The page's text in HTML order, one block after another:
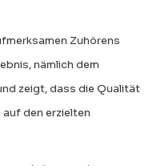
Zuhörens
nämlich dem
zeigt, dass die Qualität
den erzielten